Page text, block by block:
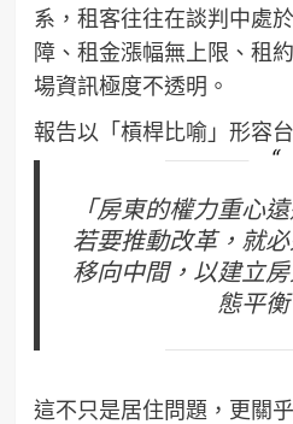
系，租客往往在談判中處
障、租金漲幅無上限、租
場資訊極度不透明。
報告以「槓桿比喻」形容
「房東的權力重心
若要推動改革，就
移向中間，以建立
態平衡
這不只是居住問題，更關